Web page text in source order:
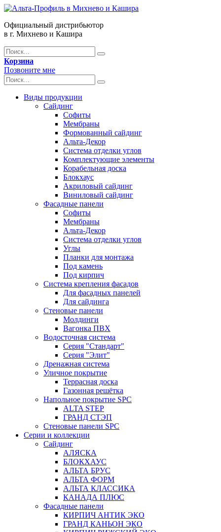
Официальный дистрибьютор
в г. Михнево и Кашира
Корзина
Позвоните мне
Виды продукции
Сайдинг
Софиты
Мембраны
Формованный сайдинг
Альта-Декор
Система отделки углов
Комплектующие элементы
Корабельная доска
Блокхаус
Акриловый сайдинг
Виниловый сайдинг
Фасадные панели
Софиты
Мембраны
Альта-Декор
Система отделки углов
Углы
Планки для монтажа
Под камень
Под кирпич
Система крепления фасадов
Для фасадных панелей
Для сайдинга
Стеновые панели
Молдинги
Вагонка ПВХ
Водосточная система
Серия "Стандарт"
Серия "Элит"
Дренажная система
Уличное покрытие
Террасная доска
Газонная решётка
Напольное покрытие SPC
ALTA STEP
ГРАНД СТЭП
Стеновые панели SPC
Серии и коллекции
Сайдинг
АЛЯСКА
БЛОКХАУС
АЛЬТА БРУС
АЛЬТА ФОРМ
АЛЬТА КЛАССИКА
КАНАДА ПЛЮС
Фасадные панели
КИРПИЧ АНТИК ЭКО
ГРАНД КАНЬОН ЭКО